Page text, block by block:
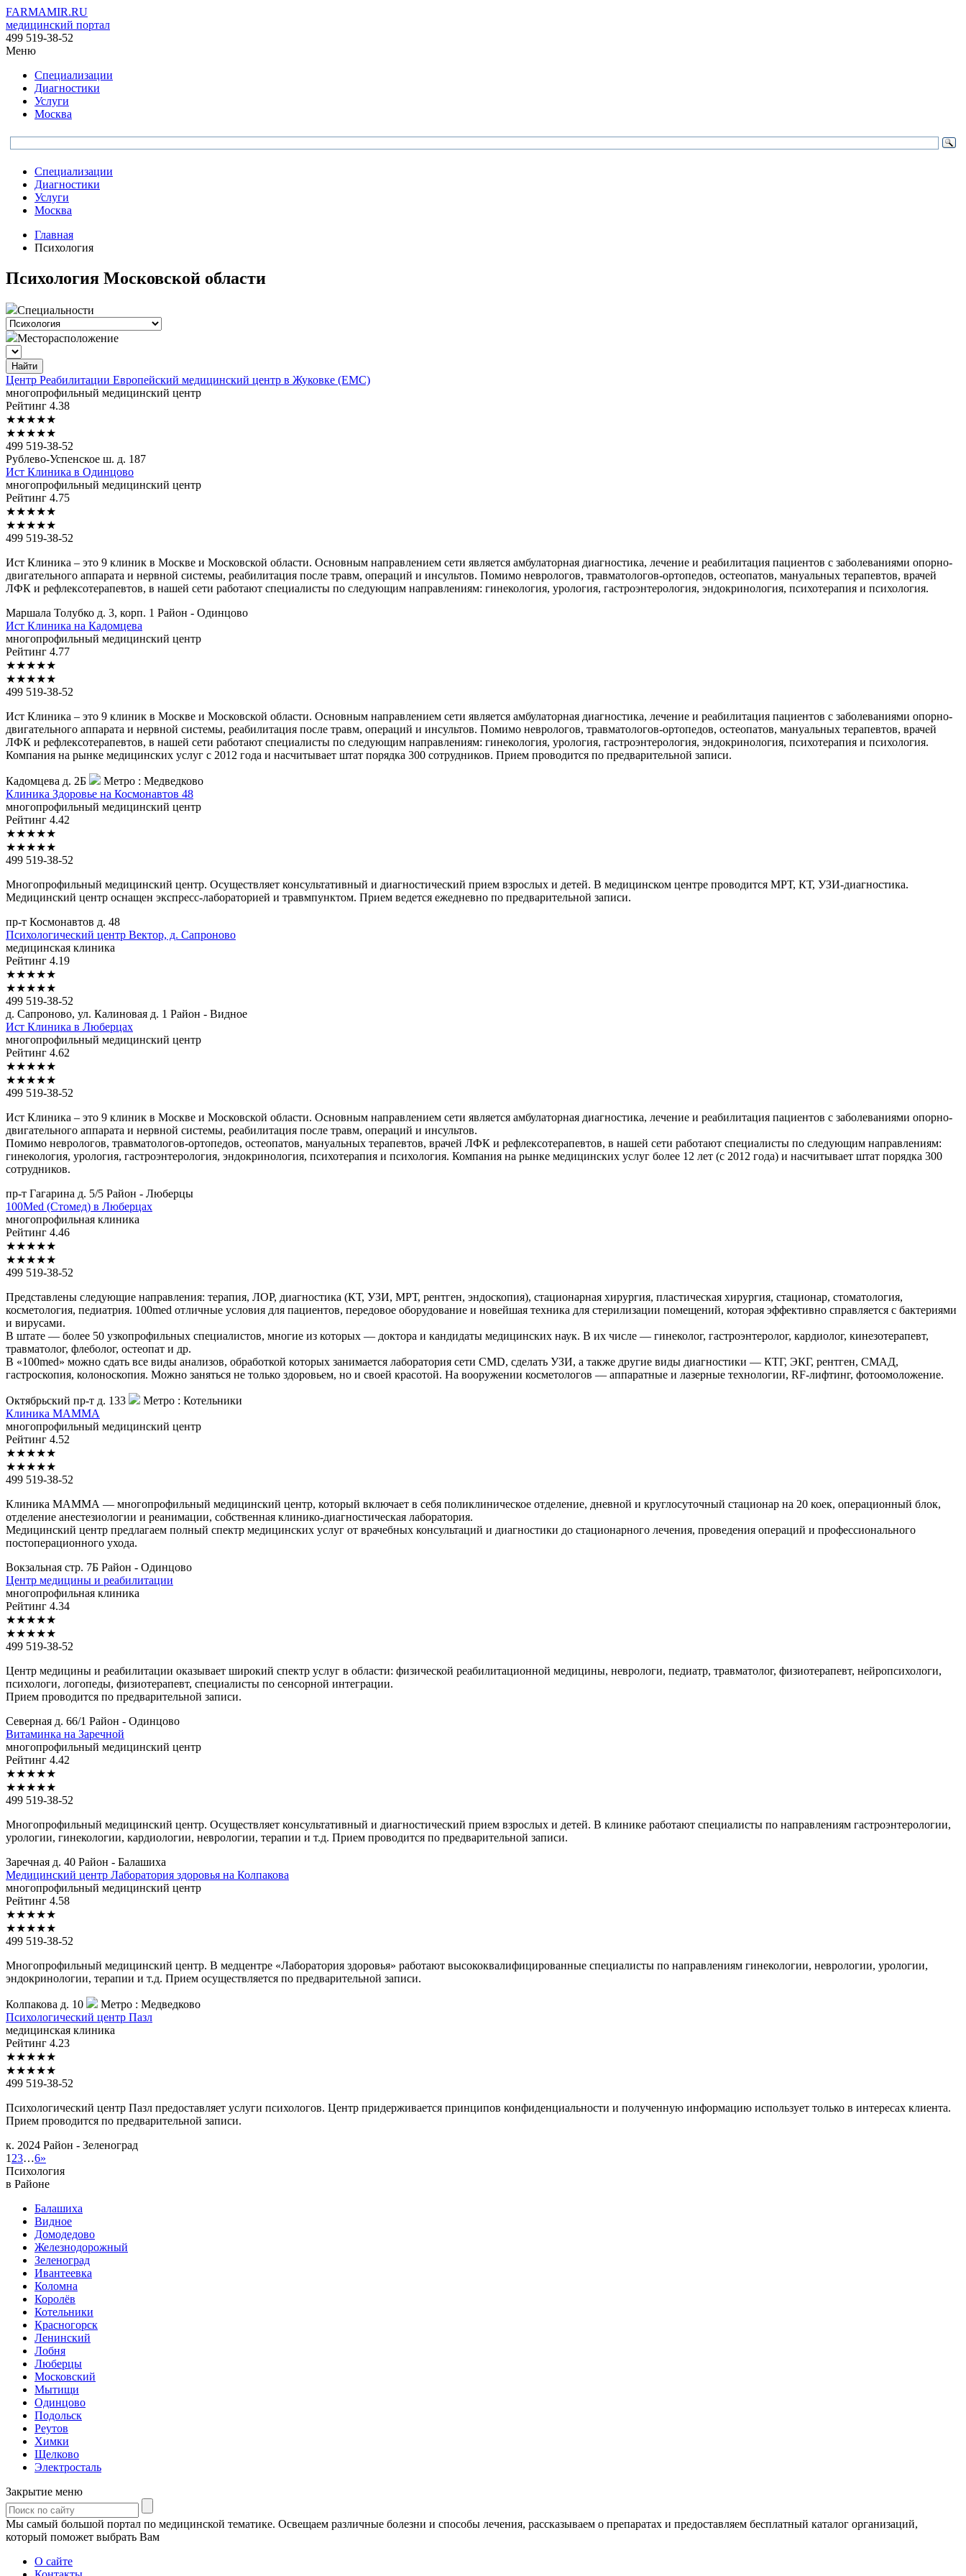
FARMAMIR.RU
медицинский портал
499 519-38-52
Меню
Специализации
Диагностики
Услуги
Москва
Специализации
Диагностики
Услуги
Москва
Главная
Психология
Психология Московской области
Специальности
Месторасположение
Найти
Центр Реабилитации Европейский медицинский центр в Жуковке (ЕМС)
многопрофильный медицинский центр
Рейтинг 4.38
★★★★★
★★★★★
499 519-38-52
Рублево-Успенское ш. д. 187
Ист Клиника в Одинцово
многопрофильный медицинский центр
Рейтинг 4.75
★★★★★
★★★★★
499 519-38-52
Ист Клиника – это 9 клиник в Москве и Московской области. Основным направлением сети является амбулаторная диагностика, лечение и реабилитация пациентов с заболеваниями опорно-
двигательного аппарата и нервной системы, реабилитация после травм, операций и инсультов. Помимо неврологов, травматологов-ортопедов, остеопатов, мануальных терапевтов, врачей
ЛФК и рефлексотерапевтов, в нашей сети работают специалисты по следующим направлениям: гинекология, урология, гастроэнтерология, эндокринология, психотерапия и психология.
Маршала Толубко д. 3, корп. 1 Район - Одинцово
Ист Клиника на Кадомцева
многопрофильный медицинский центр
Рейтинг 4.77
★★★★★
★★★★★
499 519-38-52
Ист Клиника – это 9 клиник в Москве и Московской области. Основным направлением сети является амбулаторная диагностика, лечение и реабилитация пациентов с заболеваниями опорно-
двигательного аппарата и нервной системы, реабилитация после травм, операций и инсультов. Помимо неврологов, травматологов-ортопедов, остеопатов, мануальных терапевтов, врачей
ЛФК и рефлексотерапевтов, в нашей сети работают специалисты по следующим направлениям: гинекология, урология, гастроэнтерология, эндокринология, психотерапия и психология.
Компания на рынке медицинских услуг с 2012 года и насчитывает штат порядка 300 сотрудников. Прием проводится по предварительной записи.
Кадомцева д. 2Б Метро : Медведково
Клиника Здоровье на Космонавтов 48
многопрофильный медицинский центр
Рейтинг 4.42
★★★★★
★★★★★
499 519-38-52
Многопрофильный медицинский центр. Осуществляет консультативный и диагностический прием взрослых и детей. В медицинском центре проводится МРТ, КТ, УЗИ-диагностика.
Медицинский центр оснащен экспресс-лабораторией и травмпунктом. Прием ведется ежедневно по предварительной записи.
пр-т Космонавтов д. 48
Психологический центр Вектор, д. Сапроново
медицинская клиника
Рейтинг 4.19
★★★★★
★★★★★
499 519-38-52
д. Сапроново, ул. Калиновая д. 1 Район - Видное
Ист Клиника в Люберцах
многопрофильный медицинский центр
Рейтинг 4.62
★★★★★
★★★★★
499 519-38-52
Ист Клиника – это 9 клиник в Москве и Московской области. Основным направлением сети является амбулаторная диагностика, лечение и реабилитация пациентов с заболеваниями опорно-
двигательного аппарата и нервной системы, реабилитация после травм, операций и инсультов.
Помимо неврологов, травматологов-ортопедов, остеопатов, мануальных терапевтов, врачей ЛФК и рефлексотерапевтов, в нашей сети работают специалисты по следующим направлениям:
гинекология, урология, гастроэнтерология, эндокринология, психотерапия и психология. Компания на рынке медицинских услуг более 12 лет (с 2012 года) и насчитывает штат порядка 300
сотрудников.
пр-т Гагарина д. 5/5 Район - Люберцы
100Med (Стомед) в Люберцах
многопрофильная клиника
Рейтинг 4.46
★★★★★
★★★★★
499 519-38-52
Представлены следующие направления: терапия, ЛОР, диагностика (КТ, УЗИ, МРТ, рентген, эндоскопия), стационарная хирургия, пластическая хирургия, стационар, стоматология,
косметология, педиатрия. 100med отличные условия для пациентов, передовое оборудование и новейшая техника для стерилизации помещений, которая эффективно справляется с бактериями
и вирусами.
В штате — более 50 узкопрофильных специалистов, многие из которых — доктора и кандидаты медицинских наук. В их числе — гинеколог, гастроэнтеролог, кардиолог, кинезотерапевт,
травматолог, флеболог, остеопат и др.
В «100med» можно сдать все виды анализов, обработкой которых занимается лаборатория сети CMD, сделать УЗИ, а также другие виды диагностики — КТГ, ЭКГ, рентген, СМАД,
гастроскопия, колоноскопия. Можно заняться не только здоровьем, но и своей красотой. На вооружении косметологов — аппаратные и лазерные технологии, RF-лифтинг, фотоомоложение.
Октябрьский пр-т д. 133 Метро : Котельники
Клиника МАММА
многопрофильный медицинский центр
Рейтинг 4.52
★★★★★
★★★★★
499 519-38-52
Клиника МАММА — многопрофильный медицинский центр, который включает в себя поликлиническое отделение, дневной и круглосуточный стационар на 20 коек, операционный блок,
отделение анестезиологии и реанимации, собственная клинико-диагностическая лаборатория.
Медицинский центр предлагаем полный спектр медицинских услуг от врачебных консультаций и диагностики до стационарного лечения, проведения операций и профессионального
постоперационного ухода.
Вокзальная стр. 7Б Район - Одинцово
Центр медицины и реабилитации
многопрофильная клиника
Рейтинг 4.34
★★★★★
★★★★★
499 519-38-52
Центр медицины и реабилитации оказывает широкий спектр услуг в области: физической реабилитационной медицины, неврологи, педиатр, травматолог, физиотерапевт, нейропсихологи,
психологи, логопеды, физиотерапевт, специалисты по сенсорной интеграции.
Прием проводится по предварительной записи.
Северная д. 66/1 Район - Одинцово
Витаминка на Заречной
многопрофильный медицинский центр
Рейтинг 4.42
★★★★★
★★★★★
499 519-38-52
Многопрофильный медицинский центр. Осуществляет консультативный и диагностический прием взрослых и детей. В клинике работают специалисты по направлениям гастроэнтерологии,
урологии, гинекологии, кардиологии, неврологии, терапии и т.д. Прием проводится по предварительной записи.
Заречная д. 40 Район - Балашиха
Медицинский центр Лаборатория здоровья на Колпакова
многопрофильный медицинский центр
Рейтинг 4.58
★★★★★
★★★★★
499 519-38-52
Многопрофильный медицинский центр. В медцентре «Лаборатория здоровья» работают высококвалифицированные специалисты по направлениям гинекологии, неврологии, урологии,
эндокринологии, терапии и т.д. Прием осуществляется по предварительной записи.
Колпакова д. 10 Метро : Медведково
Психологический центр Пазл
медицинская клиника
Рейтинг 4.23
★★★★★
★★★★★
499 519-38-52
Психологический центр Пазл предоставляет услуги психологов. Центр придерживается принципов конфиденциальности и полученную информацию использует только в интересах клиента.
Прием проводится по предварительной записи.
к. 2024 Район - Зеленоград
1 23…6»
Психология
в Районе
Балашиха
Видное
Домодедово
Железнодорожный
Зеленоград
Ивантеевка
Коломна
Королёв
Котельники
Красногорск
Ленинский
Лобня
Люберцы
Московский
Мытищи
Одинцово
Подольск
Реутов
Химки
Щелково
Электросталь
Закрытие меню
Мы самый большой портал по медицинской тематике. Освещаем различные болезни и способы лечения, рассказываем о препаратах и предоставляем бесплатный каталог организаций,
который поможет выбрать Вам
О сайте